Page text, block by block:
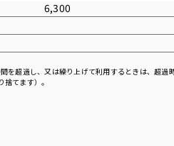
6,300
超過し、又は繰り上げて利用するときは、超過
てます）。